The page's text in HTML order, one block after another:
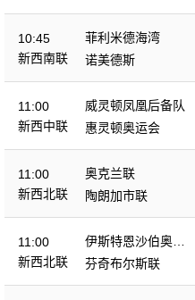
10:45
新西南联
菲利米德海湾
诺美德斯
11:00
新西中联
威灵顿凤凰后备队
惠灵顿奥运会
11:00
新西北联
奥克兰联
陶朗加市联
11:00
新西北联
伊斯特恩沙伯奥克
兰
芬奇布尔斯联